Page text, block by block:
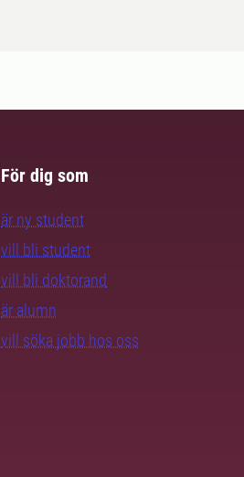
För dig som
är ny student
vill bli student
vill bli doktorand
är alumn
vill söka jobb hos oss